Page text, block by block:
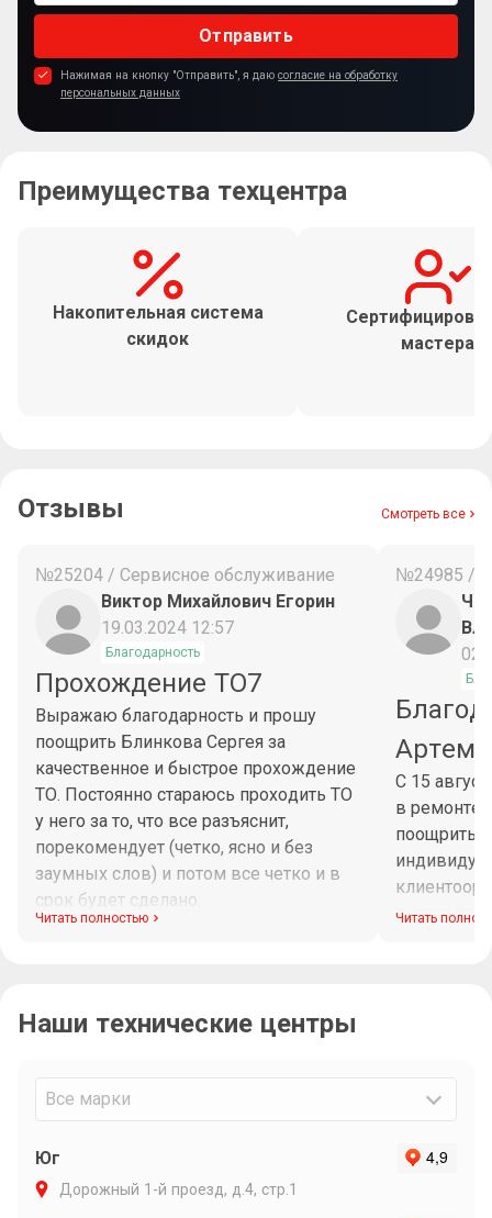
Отправить
Нажимая на кнопку "Отправить", я даю согласие на обработку
персональных данных
Преимущества техцентра
Накопительная система
скидок
мастера
Отзывы Смотреть все
№25204 / Сервисное обслуживание
Виктор Михайлович Егорин
19.03.2024 12:57
Благодарность
Прохождение ТО7
Выражаю благодарность и прошу
поощрить Блинкова Сергея за
качественное и быстрое прохождение
ТО. Постоянно стараюсь проходить ТО
у него за то, что все разъяснит,
порекомендует (четко, ясно и без
заумных слов) и потом все четко и в
срок будет сделано.
Читать полностью
№24985 /
С 15
в ремонте
поощрить
Максиму
Читать
Наши технические центры
Все марки
Юг
Дорожный 1-й проезд, д.4, стр.1